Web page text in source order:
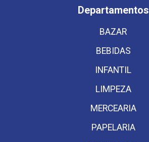
Departamentos
BAZAR
BEBIDAS
INFANTIL
LIMPEZA
MERCEARIA
PAPELARIA